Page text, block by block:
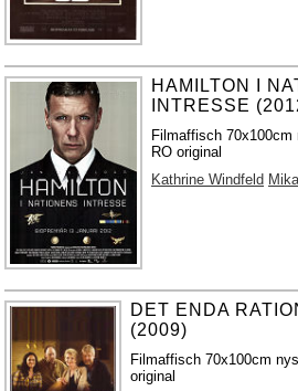
HAMILTON I
INTRESSE
Filmaffisch 70x100cm
RO original
Kathrine Windfeld
DET ENDA
(2009)
Filmaffisch 70x100cm
original